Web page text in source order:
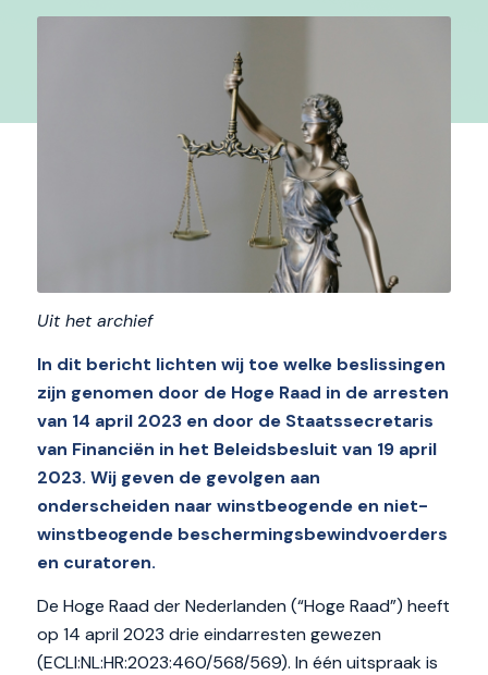
Uit het archief
In dit bericht lichten wij toe welke beslissingen
zijn genomen door de Hoge Raad in de arresten
van 14 april 2023 en door de Staatssecretaris
van Financiën in het Beleidsbesluit van 19 april
2023. Wij geven de gevolgen aan
onderscheiden naar winstbeogende en niet-
winstbeogende beschermingsbewindvoerders
en curatoren.
De Hoge Raad der Nederlanden (“Hoge Raad”) heeft
op 14 april 2023 drie eindarresten gewezen
(ECLI:NL:HR:2023:460/568/569). In één uitspraak is